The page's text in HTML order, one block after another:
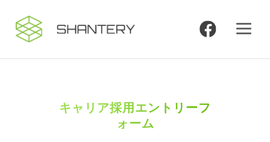
キャリア採用エントリーフ
ォーム